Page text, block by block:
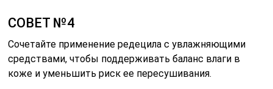
СОВЕТ №4
Сочетайте применение редецила с увлажняющими
средствами, чтобы поддерживать баланс влаги в
коже и уменьшить риск ее пересушивания.